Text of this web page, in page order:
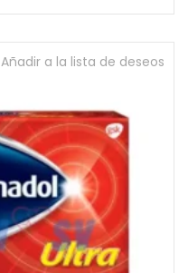
Añadir a la lista de deseos